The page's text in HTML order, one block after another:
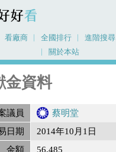
看廠商 全國排行 進階搜尋
關於本站
金資料
議員
蔡明堂
日期
2014年10月1日
金額
56,485